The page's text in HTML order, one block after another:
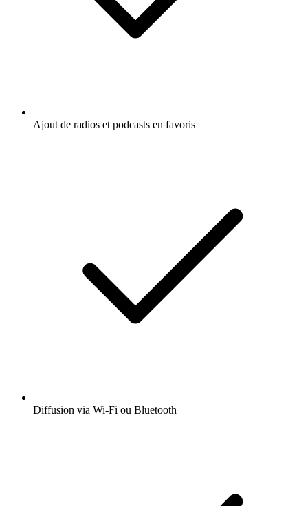
Ajout de radios et podcasts en favoris
Diffusion via Wi-Fi ou Bluetooth